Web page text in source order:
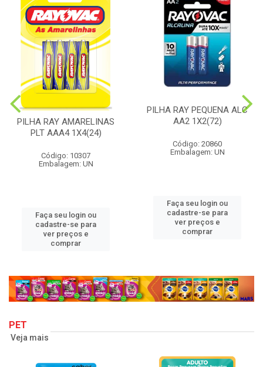
PILHA RAY AMARELINAS
PLT AAA4 1X4(24)
Código: 10307
Embalagem: UN
Faça seu login ou
cadastre-se para
ver preços e
comprar
PILHA RAY PEQUENA ALC
AA2 1X2(72)
Código: 20860
Embalagem: UN
Faça seu login ou
cadastre-se para
ver preços e
comprar
PET
Veja mais